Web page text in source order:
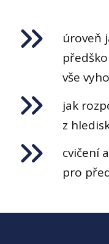
úroveň
vše
jak
z
cvičení
pro